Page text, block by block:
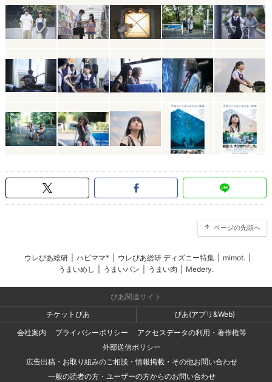
ページの先頭へ
ウレぴあ総研 ハピママ* ウレぴあ総研 ディズニー特集 mimot.
うまいめし
うまいパン うまい肉 Medery.
ぴあ関連サイト
チケットぴあ
ぴあ(アプリ&Web)
会社案内
プライバシーポリシー
アクセスデータの利用・著作権等
外部送信ポリシー
広告出稿・お取り組みのご相談・情報掲載・その他お問い合わせ
一般の読者の方・ユーザーの方からのお問い合わせ